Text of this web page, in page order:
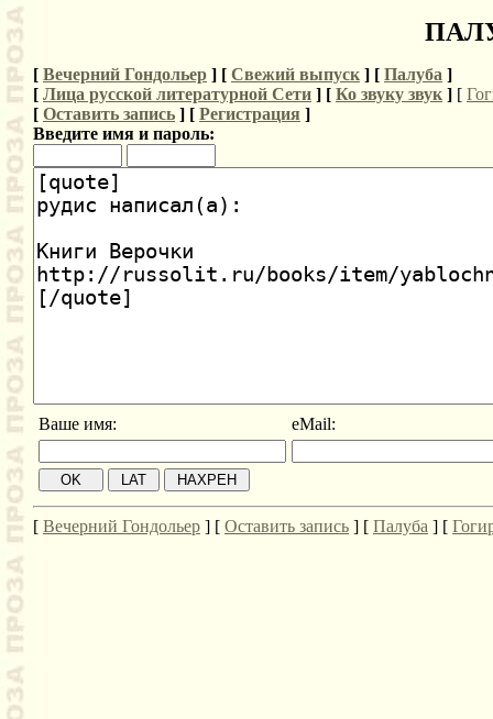
[ Вечерний Гондольер ] [ Свежий выпуск ] [ Палуба ]
[ Лица русской литературной Сети ] [ Ко звуку звук ] [
[ Оставить запись ] [ Регистрация ]
Введите имя и пароль:
Ваше имя: eMail:
[ Вечерний Гондольер ] [ Оставить запись ] [ Палуба ] [